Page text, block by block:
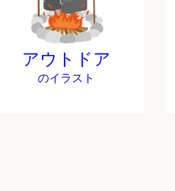
アウトドア
のイラスト